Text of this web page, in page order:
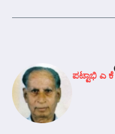
ಪಟ್ಟಾಭಿ ಎ ಕೆ